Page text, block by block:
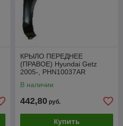
КРЫЛО ПЕРЕДНЕЕ
(ПРАВОЕ) Hyundai Getz
2005-, PHN10037AR
В наличии
442,80 руб.
Купить